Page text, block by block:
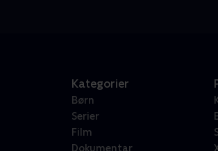
Kategorier
Børn
Serier
Film
Dokumentar